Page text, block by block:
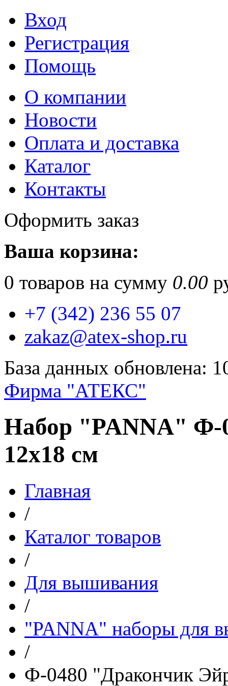
Вход
Регистрация
Помощь
О компании
Новости
Оплата и доставка
Каталог
Контакты
Оформить заказ
Ваша корзина:
0 товаров на сумму 0.00
+7 (342) 236 55 07
zakaz@atex-shop.ru
База данных обновлена:
Фирма "АТЕКС"
Набор "PANNA" Ф-
12х18 см
Главная
/
Каталог товаров
/
Для вышивания
/
"PANNA" наборы для
/
Ф-0480 "Дракончик